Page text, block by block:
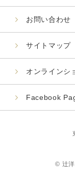
お問い合わせ
サイトマップ
オンラインシ
Facebook
© 辻